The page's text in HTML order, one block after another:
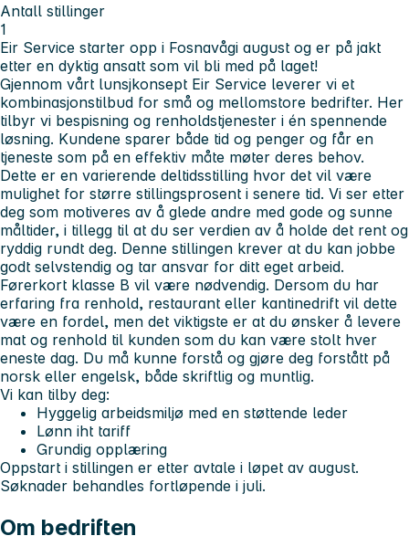
Antall stillinger
1
Eir Service starter opp i Fosnavågi august og er på jakt
etter en dyktig ansatt som vil bli med på laget!
Gjennom vårt lunsjkonsept Eir Service leverer vi et
kombinasjonstilbud for små og mellomstore bedrifter. Her
tilbyr vi bespisning og renholdstjenester i én spennende
løsning. Kundene sparer både tid og penger og får en
tjeneste som på en effektiv måte møter deres behov.
Dette er en varierende deltidsstilling hvor det vil være
mulighet for større stillingsprosent i senere tid. Vi ser etter
deg som motiveres av å glede andre med gode og sunne
måltider, i tillegg til at du ser verdien av å holde det rent og
ryddig rundt deg. Denne stillingen krever at du kan jobbe
godt selvstendig og tar ansvar for ditt eget arbeid.
Førerkort klasse B vil være nødvendig. Dersom du har
erfaring fra renhold, restaurant eller kantinedrift vil dette
være en fordel, men det viktigste er at du ønsker å levere
mat og renhold til kunden som du kan være stolt hver
eneste dag. Du må kunne forstå og gjøre deg forstått på
norsk eller engelsk, både skriftlig og muntlig.
Vi kan tilby deg:
Hyggelig arbeidsmiljø med en støttende leder
Lønn iht tariff
Grundig opplæring
Oppstart i stillingen er etter avtale i løpet av august.
Søknader behandles fortløpende i juli.
Om bedriften